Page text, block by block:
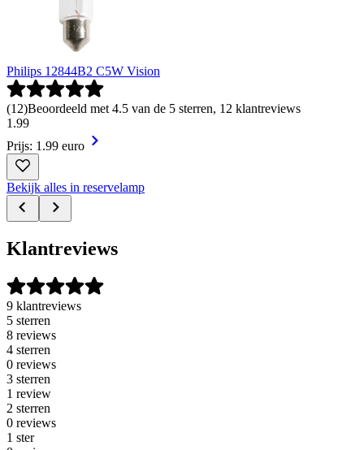
Philips 12844B2 C5W Vision
(12)Beoordeeld met 4.5 van de 5 sterren, 12 klantreviews
1 .99
Prijs: 1.99 euro
Bekijk alles in reservelamp
Klantreviews
9 klantreviews
5 sterren
8 reviews
4 sterren
0 reviews
3 sterren
1 review
2 sterren
0 reviews
1 ster